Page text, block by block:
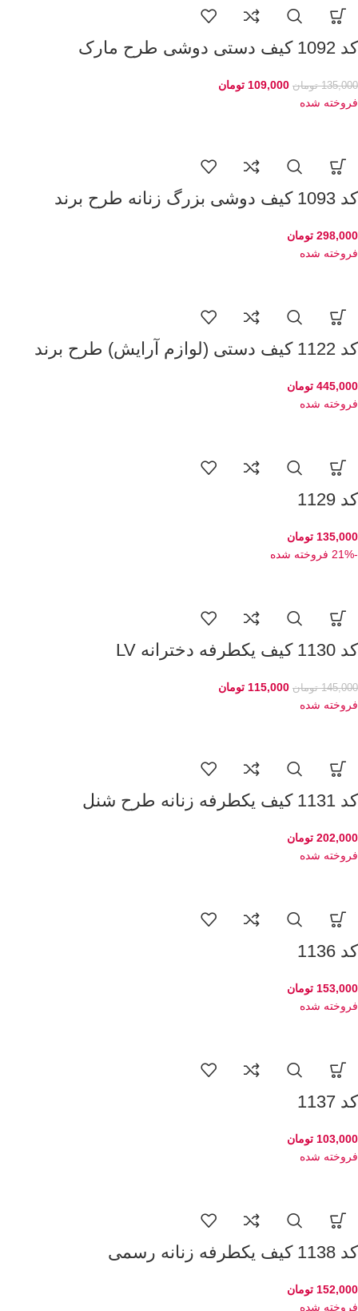
کد 1092 کیف دستی دوشی طرح مارک
135,000 تومان 109,000 تومان
فروخته شده
کد 1093 کیف دوشی بزرگ زنانه طرح برند
298,000 تومان
فروخته شده
کد 1122 کیف دستی (لوازم آرایش) طرح برند
445,000 تومان
فروخته شده
کد 1129
135,000 تومان
-21%
فروخته شده
کد 1130 کیف یکطرفه دخترانه LV
145,000 تومان 115,000 تومان
فروخته شده
کد 1131 کیف یکطرفه زنانه طرح شنل
202,000 تومان
فروخته شده
کد 1136
153,000 تومان
فروخته شده
کد 1137
103,000 تومان
فروخته شده
کد 1138 کیف یکطرفه زنانه رسمی
152,000 تومان
فروخته شده